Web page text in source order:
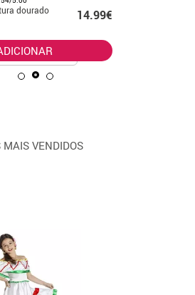
dourado
14.99€
MAIS VENDIDOS